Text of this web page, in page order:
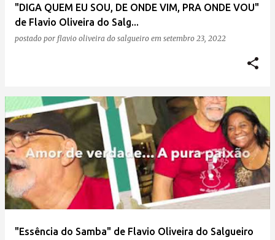
"DIGA QUEM EU SOU, DE ONDE VIM, PRA ONDE VOU"
de Flavio Oliveira do Salg...
postado por flavio oliveira do salgueiro em setembro 23, 2022
"Essência do Samba" de Flavio Oliveira do Salgueiro